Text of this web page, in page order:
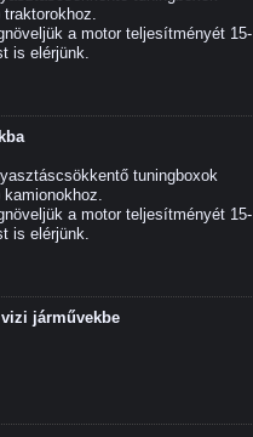
a motor teljesítményét 15-
is elérjünk.
tuningboxok
a motor teljesítményét 15-
is elérjünk.
járművekbe